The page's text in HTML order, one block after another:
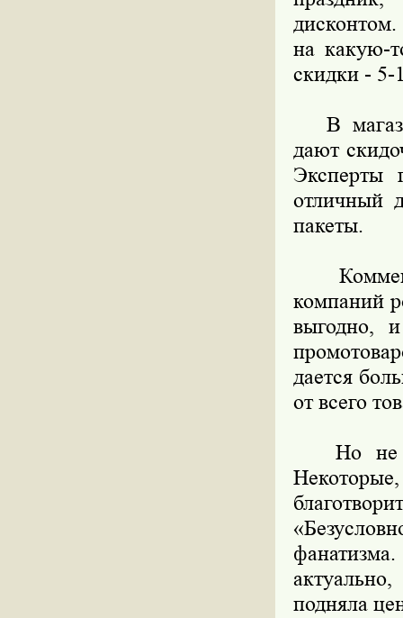
на какую-
скидки - 5-
В
дают
Эксперты
отличный
пакеты.
компаний
выгодно,
дается
от всего
Но не
подняла